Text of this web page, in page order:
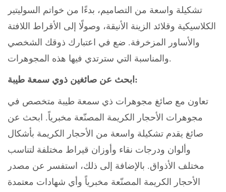
تشكيلة واسعة من التصاميم، بدءًا من خواتم السوليتير
الكلاسيكية وقلائد الزينة الأنيقة، وصولًا إلى الأقراط اللافتة
والأساور المزخرفة. ضع في اعتبارك ذوقك الشخصي
والمناسبة التي سترتدي فيها هذه المجوهرات.
ابحث عن صائغين ذوي سمعة طيبة:
تعاون مع صائغ مجوهرات ذي سمعة طيبة متخصص في
مجوهرات الأحجار الكريمة المصنّعة مخبرياً. ابحث عن
صائغ يقدم تشكيلة واسعة من الأحجار الكريمة بأشكال
وألوان ودرجات نقاء وأوزان قيراط مختلفة لتناسب
مختلف الأذواق. بالإضافة إلى ذلك، استفسر عن مصدر
الأحجار الكريمة المصنّعة مخبرياً وأي شهادات معتمدة